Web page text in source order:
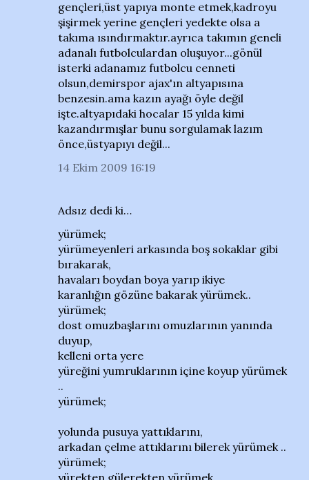
gençleri,üst yapıya monte etmek,kadroyu
şişirmek yerine gençleri yedekte olsa a
takıma ısındırmaktır.ayrıca takımın geneli
adanalı futbolculardan oluşuyor...gönül
isterki adanamız futbolcu cenneti
olsun,demirspor ajax'ın altyapısına
benzesin.ama kazın ayağı öyle değil
işte.altyapıdaki hocalar 15 yılda kimi
kazandırmışlar bunu sorgulamak lazım
önce,üstyapıyı değil...
14 Ekim 2009 16:19
Adsız dedi ki…
yürümek;
yürümeyenleri arkasında boş sokaklar gibi
bırakarak,
havaları boydan boya yarıp ikiye
karanlığın gözüne bakarak yürümek..
yürümek;
dost omuzbaşlarını omuzlarının yanında
duyup,
kelleni orta yere
yüreğini yumruklarının içine koyup yürümek
..
yürümek;
yolunda pusuya yattıklarını,
arkadan çelme attıklarını bilerek yürümek ..
yürümek;
yürekten gülerekten yürümek ...